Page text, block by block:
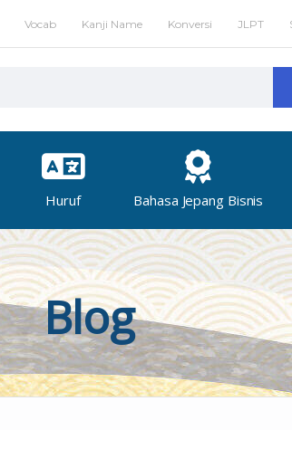
Vocab Kanji Name Konversi JLPT
Huruf Bahasa Jepang Bisnis
Blog